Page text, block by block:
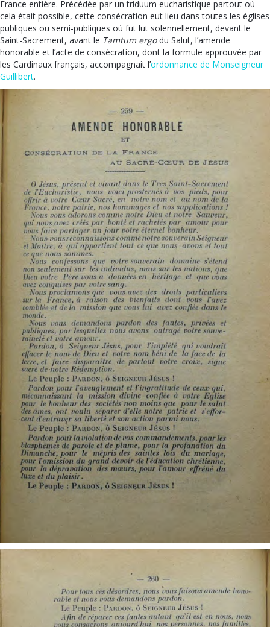
France entière. Précédée par un triduum eucharistique partout où
cela était possible, cette consécration eut lieu dans toutes les églises
publiques ou semi-publiques où fut lut solennellement, devant le
Saint-Sacrement, avant le Tamtum ergodu Salut, l’amende
honorable et l’acte de consécration, dont la formule approuvée par
les Cardinaux français, accompagnait l’ordonnance de Monseigneur
Guillibert.